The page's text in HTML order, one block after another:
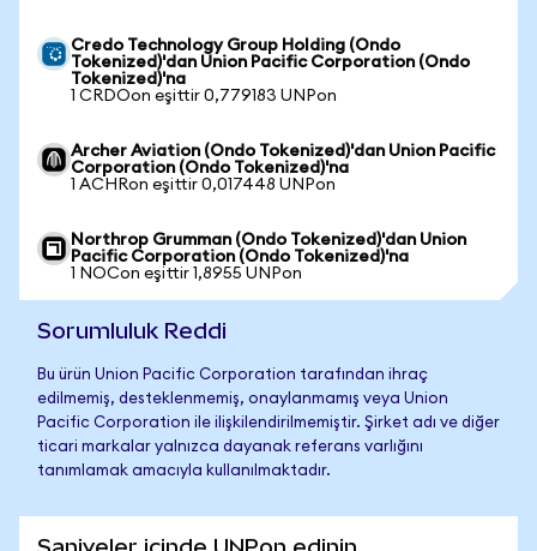
Credo Technology Group Holding (Ondo
Tokenized)'dan Union Pacific Corporation (Ondo
Tokenized)'na
1 CRDOon eşittir 0,779183 UNPon
Archer Aviation (Ondo Tokenized)'dan Union Pacific
Corporation (Ondo Tokenized)'na
1 ACHRon eşittir 0,017448 UNPon
Northrop Grumman (Ondo Tokenized)'dan Union
Pacific Corporation (Ondo Tokenized)'na
1 NOCon eşittir 1,8955 UNPon
Sorumluluk Reddi
Bu ürün Union Pacific Corporation tarafından ihraç
edilmemiş, desteklenmemiş, onaylanmamış veya Union
Pacific Corporation ile ilişkilendirilmemiştir. Şirket adı ve diğer
ticari markalar yalnızca dayanak referans varlığını
tanımlamak amacıyla kullanılmaktadır.